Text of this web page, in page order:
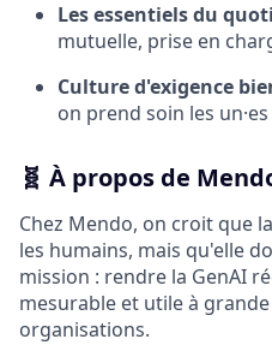
Les essentiels du
mutuelle, prise en
Culture d'exigence
on prend soin les
🧬 À propos de
Chez Mendo, on croit que
les humains, mais qu'elle
mission : rendre la GenAI
mesurable et utile à
organisations.